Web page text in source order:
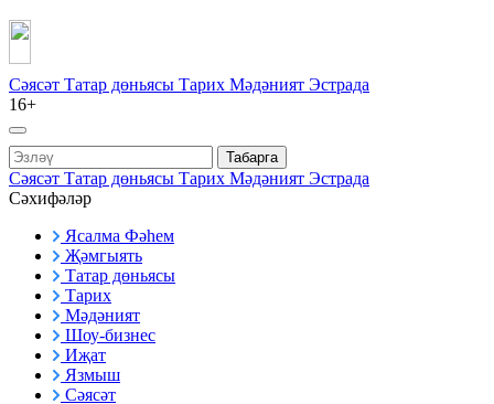
Сәясәт Татар дөньясы Тарих Мәдәният Эстрада
16+
Табарга
Сәясәт Татар дөньясы Тарих Мәдәният Эстрада
Сәхифәләр
Ясалма Фәһем
Җәмгыять
Татар дөньясы
Тарих
Мәдәният
Шоу-бизнес
Иҗат
Язмыш
Сәясәт